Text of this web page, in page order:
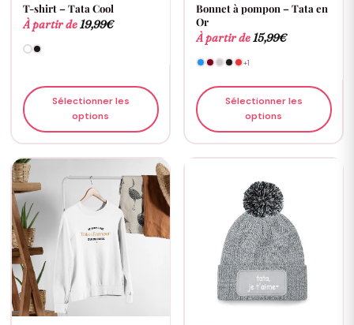
T-shirt – Tata Cool
À partir de19,99€
Sélectionner les
options
Bonnet à pompon – Tata en
Or
À partir de15,99€
+1
Sélectionner les
options